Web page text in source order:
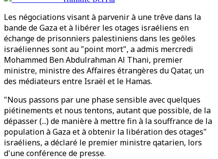
Les négociations visant à parvenir à une trêve dans la
bande de Gaza et à libérer les otages israéliens en
échange de prisonniers palestiniens dans les geôles
israéliennes sont au "point mort", a admis mercredi
Mohammed Ben Abdulrahman Al Thani, premier
ministre, ministre des Affaires étrangères du Qatar, un
des médiateurs entre Israël et le Hamas.
"Nous passons par une phase sensible avec quelques
piétinements et nous tentons, autant que possible, de la
dépasser (...) de manière à mettre fin à la souffrance de la
population à Gaza et à obtenir la libération des otages"
israéliens, a déclaré le premier ministre qatarien, lors
d'une conférence de presse.